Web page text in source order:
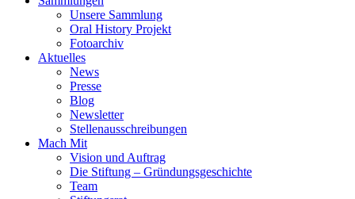
Unsere Sammlung
Oral History Projekt
Fotoarchiv
Aktuelles
News
Presse
Blog
Newsletter
Stellenausschreibungen
Mach Mit
Vision und Auftrag
Die Stiftung – Gründungsgeschichte
Team